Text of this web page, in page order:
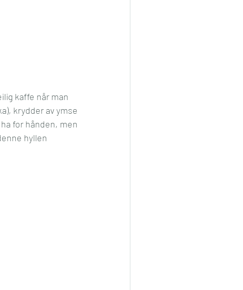
kaffe når man
krydder av ymse
for hånden, men
hyllen